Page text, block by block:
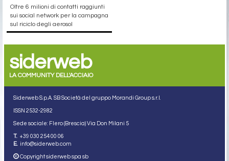
Oltre 6 milioni di contatti raggiunti
sui social network per la campagna
sul riciclo degli aerosol
siderweb
LA COMMUNITY DELL'ACCIAIO
Siderweb S.p.A. SB Società del gruppo Morandi Group s.r.l.
ISSN 2532-2982
Sede sociale: Flero (Brescia) Via Don Milani 5
T. +39 030 254 00 06
E. info@siderweb.com
Copyright siderweb spa sb